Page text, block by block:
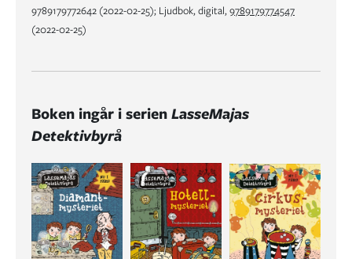
9789179772642 (2022-02-25); Ljudbok, digital,9789179774547
(2022-02-25)
Boken ingår i serienLasseMajas
Detektivbyrå